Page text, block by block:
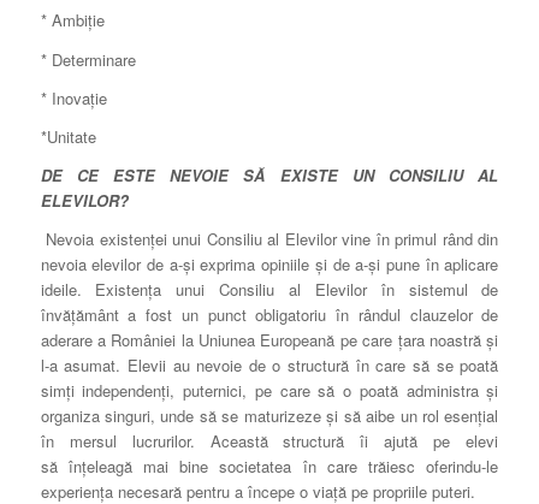
* Ambiţie
* Determinare
* Inovaţie
*Unitate
DE CE ESTE NEVOIE SĂ EXISTE UN CONSILIU AL
ELEVILOR?
Nevoia existenţei unui Consiliu al Elevilor vine în primul rând din
nevoia elevilor de a-şi exprima opiniile şi de a-şi pune în aplicare
ideile. Existenţa unui Consiliu al Elevilor în sistemul de
învăţământ a fost un punct obligatoriu în rândul clauzelor de
aderare a României la Uniunea Europeană pe care ţara noastră şi
l-a asumat. Elevii au nevoie de o structură în care să se poată
simţi independenţi, puternici, pe care să o poată administra şi
organiza singuri, unde să se maturizeze şi să aibe un rol esenţial
în mersul lucrurilor. Această structură îi ajută pe elevi
să înţeleagă mai bine societatea în care trăiesc oferindu-le
experienţa necesară pentru a începe o viaţă pe propriile puteri.